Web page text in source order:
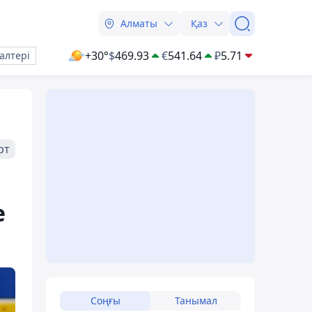
Алматы Қаз
+30°$469.93 €541.64 ₽5.71
Соңғы Танымал